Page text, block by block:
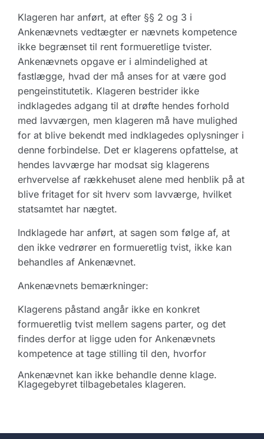
Klageren har anført, at efter §§ 2 og 3 i
Ankenævnets vedtægter er nævnets kompetence
ikke begrænset til rent formueretlige tvister.
Ankenævnets opgave er i almindelighed at
fastlægge, hvad der må anses for at være god
pengeinstitutetik. Klageren bestrider ikke
indklagedes adgang til at drøfte hendes forhold
med lavværgen, men klageren må have mulighed
for at blive bekendt med indklagedes oplysninger i
denne forbindelse. Det er klagerens opfattelse, at
hendes lavværge har modsat sig klagerens
erhvervelse af rækkehuset alene med henblik på at
blive fritaget for sit hverv som lavværge, hvilket
statsamtet har nægtet.
Indklagede har anført, at sagen som følge af, at
den ikke vedrører en formueretlig tvist, ikke kan
behandles af Ankenævnet.
Ankenævnets bemærkninger:
Klagerens påstand angår ikke en konkret
formueretlig tvist mellem sagens parter, og det
findes derfor at ligge uden for Ankenævnets
kompetence at tage stilling til den, hvorfor
Ankenævnet kan ikke behandle denne klage.
Klagegebyret tilbagebetales klageren.